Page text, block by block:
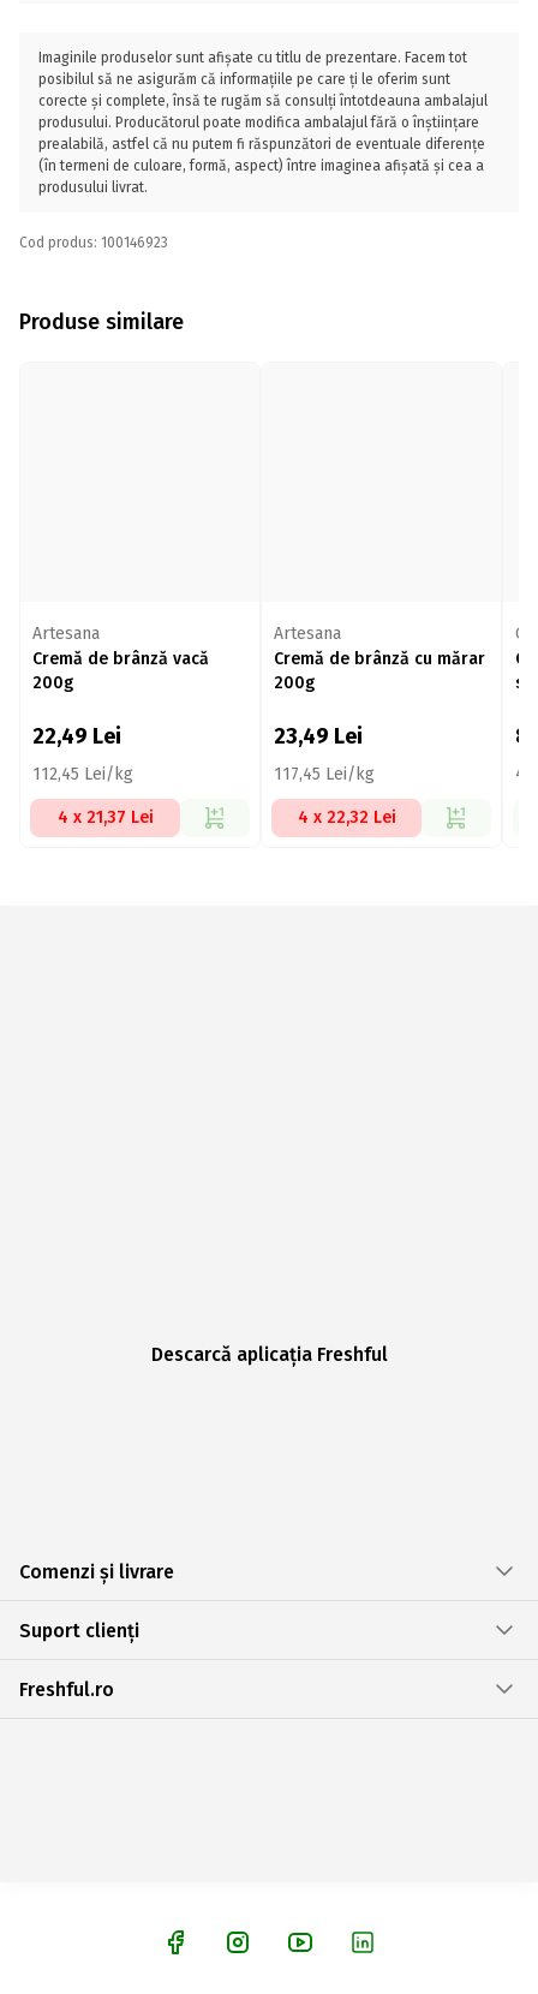
Imaginile produselor sunt afișate cu titlu de prezentare. Facem tot
posibilul să ne asigurăm că informațiile pe care ți le oferim sunt
corecte și complete, însă te rugăm să consulți întotdeauna ambalajul
produsului. Producătorul poate modifica ambalajul fără o înștiințare
prealabilă, astfel că nu putem fi răspunzători de eventuale diferențe
(în termeni de culoare, formă, aspect) între imaginea afișată și cea a
produsului livrat.
Cod produs: 100146923
Produse similare
Artesana
Cremă de brânză vacă
200g
22,49 Lei
112,45 Lei/kg
4 x 21,37 Lei
Artesana
Cremă de brânză cu mărar
200g
23,49 Lei
117,45 Lei/kg
4 x 22,32 Lei
Descarcă aplicația Freshful
Comenzi și livrare
Suport clienți
Freshful.ro